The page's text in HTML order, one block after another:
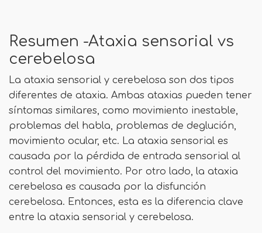
Resumen -Ataxia sensorial vs
cerebelosa
La ataxia sensorial y cerebelosa son dos tipos
diferentes de ataxia. Ambas ataxias pueden tener
síntomas similares, como movimiento inestable,
problemas del habla, problemas de deglución,
movimiento ocular, etc. La ataxia sensorial es
causada por la pérdida de entrada sensorial al
control del movimiento. Por otro lado, la ataxia
cerebelosa es causada por la disfunción
cerebelosa. Entonces, esta es la diferencia clave
entre la ataxia sensorial y cerebelosa.